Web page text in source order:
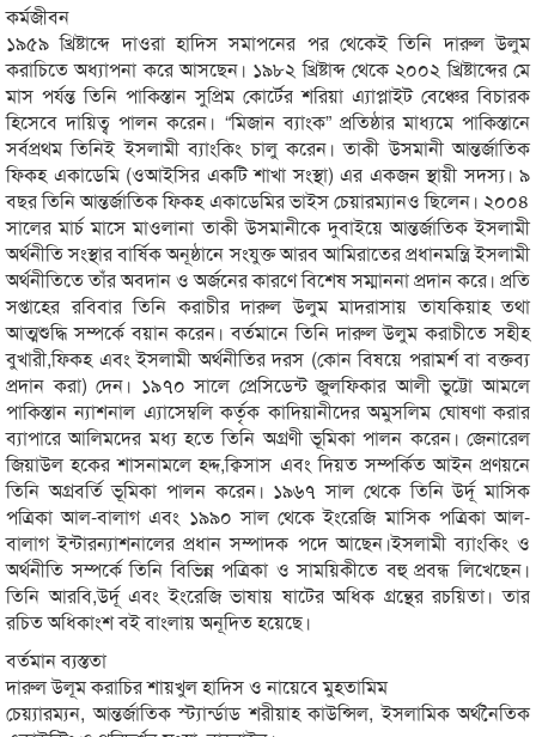
কর্মজীবন
১৯৫৯ খ্রিষ্টাব্দে দাওরা হাদিস সমাপনের পর থেকেই তিনি দারুল উলুম
করাচিতে অধ্যাপনা করে আসছেন। ১৯৮২ খ্রিষ্টাব্দ থেকে ২০০২ খ্রিষ্টাব্দের মে
মাস পর্যন্ত তিনি পাকিস্তান সুপ্রিম কোর্টের শরিয়া এ্যাপ্লাইট বেঞ্চের বিচারক
হিসেবে দায়িত্ব পালন করেন। “মিজান ব্যাংক” প্রতিষ্ঠার মাধ্যমে পাকিস্তানে
সর্বপ্রথম তিনিই ইসলামী ব্যাংকিং চালু করেন। তাকী উসমানী আন্তর্জাতিক
ফিকহ একাডেমি (ওআইসির একটি শাখা সংস্থা) এর একজন স্থায়ী সদস্য। ৯
বছর তিনি আন্তর্জাতিক ফিকহ একাডেমির ভাইস চেয়ারম্যানও ছিলেন। ২০০৪
সালের মার্চ মাসে মাওলানা তাকী উসমানীকে দুবাইয়ে আন্তর্জাতিক ইসলামী
অর্থনীতি সংস্থার বার্ষিক অনূষ্ঠানে সংযুক্ত আরব আমিরাতের প্রধানমন্ত্রি ইসলামী
অর্থনীতিতে তাঁর অবদান ও অর্জনের কারণে বিশেষ সম্মাননা প্রদান করে। প্রতি
সপ্তাহের রবিবার তিনি করাচীর দারুল উলুম মাদরাসায় তাযকিয়াহ তথা
আত্মশুদ্ধি সম্পর্কে বয়ান করেন। বর্তমানে তিনি দারুল উলুম করাচীতে সহীহ
বুখারী,ফিকহ এবং ইসলামী অর্থনীতির দরস (কোন বিষয়ে পরামর্শ বা বক্তব্য
প্রদান করা) দেন। ১৯৭০ সালে প্রেসিডেন্ট জুলফিকার আলী ভুট্টো আমলে
পাকিস্তান ন্যাশনাল এ্যাসেম্বলি কর্তৃক কাদিয়ানীদের অমুসলিম ঘোষণা করার
ব্যাপারে আলিমদের মধ্য হতে তিনি অগ্রণী ভূমিকা পালন করেন। জেনারেল
জিয়াউল হকের শাসনামলে হদ্দ,ক্বিসাস এবং দিয়ত সম্পর্কিত আইন প্রণয়নে
তিনি অগ্রবর্তি ভূমিকা পালন করেন। ১৯৬৭ সাল থেকে তিনি উর্দূ মাসিক
পত্রিকা আল-বালাগ এবং ১৯৯০ সাল থেকে ইংরেজি মাসিক পত্রিকা আল-
বালাগ ইন্টারন্যাশনালের প্রধান সম্পাদক পদে আছেন।ইসলামী ব্যাংকিং ও
অর্থনীতি সম্পর্কে তিনি বিভিন্ন পত্রিকা ও সাময়িকীতে বহু প্রবন্ধ লিখেছেন।
তিনি আরবি,উর্দূ এবং ইংরেজি ভাষায় ষাটের অধিক গ্রন্থের রচয়িতা। তার
রচিত অধিকাংশ বই বাংলায় অনূদিত হয়েছে।
বর্তমান ব্যস্ততা
দারুল উলূম করাচির শায়খুল হাদিস ও নায়েবে মুহতামিম
চেয়্যারম্যন, আন্তর্জাতিক স্ট্যার্ন্ডাড শরীয়াহ কাউন্সিল, ইসলামিক অর্থনৈতিক